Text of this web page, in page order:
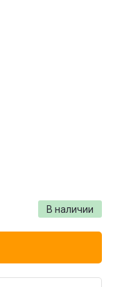
В наличии